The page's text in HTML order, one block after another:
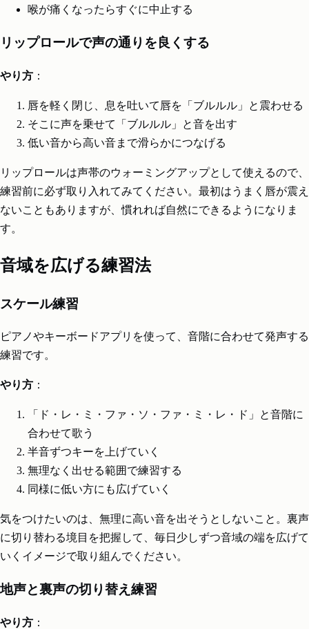
喉が痛くなったらすぐに中止する
リップロールで声の通りを良くする
やり方 ：
唇を軽く閉じ、息を吐いて唇を「ブルルル」と震わせる
そこに声を乗せて「ブルルル」と音を出す
低い音から高い音まで滑らかにつなげる
リップロールは声帯のウォーミングアップとして使えるので、
練習前に必ず取り入れてみてください。最初はうまく唇が震え
ないこともありますが、慣れれば自然にできるようになりま
す。
音域を広げる練習法
スケール練習
ピアノやキーボードアプリを使って、音階に合わせて発声する
練習です。
やり方 ：
「ド・レ・ミ・ファ・ソ・ファ・ミ・レ・ド」と音階に
合わせて歌う
半音ずつキーを上げていく
無理なく出せる範囲で練習する
同様に低い方にも広げていく
気をつけたいのは、無理に高い音を出そうとしないこと。裏声
に切り替わる境目を把握して、毎日少しずつ音域の端を広げて
いくイメージで取り組んでください。
地声と裏声の切り替え練習
やり方 ：